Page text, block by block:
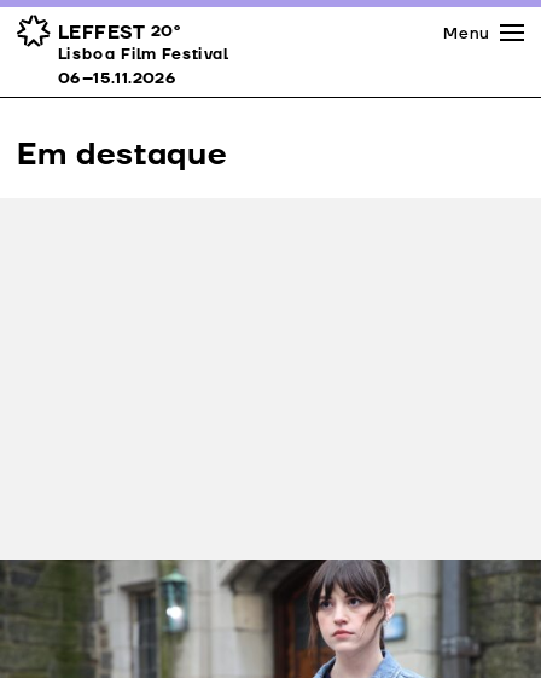
LEFFEST 20º
Lisboa Film Festival 06–15.11.2026
Prémios
Espaços
Apoios
Equipa
Downloads
Menu
Lisboa Film Festival
06–15.11.2026
Em destaque
Grande Prémio do Júri João Bénard
da Costa 2025